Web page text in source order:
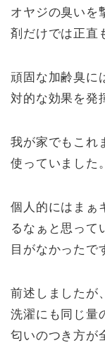
オヤジの臭いを
剤だけでは正直
頑固な加齢臭に
対的な効果を発
我が家でもこれ
使っていました。
個人的にはまぁ
るなぁと思って
目がなかったで
前述しましたが
洗濯にも同じ量
匂いのつき方が